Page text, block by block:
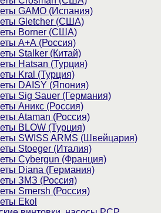
GAMO (Испания)
Gletcher (США)
Borner (США)
А+А (Россия)
Stalker (Китай)
Hatsan (Турция)
Kral (Турция)
DAISY (Япония)
Sig Sauer (Германия)
Аникс (Россия)
Ataman (Россия)
BLOW (Турция)
SWISS ARMS (Швейцария)
Stoeger (Италия)
Cybergun (Франция)
Diana (Германия)
ЗМЗ (Россия)
Smersh (Россия)
Ekol